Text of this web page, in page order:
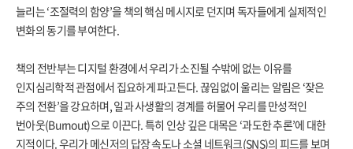
늘리는 ‘조절력의 함양’을 책의 핵심 메시지로 던지며 독자들에게 실제적인
변화의 동기를 부여한다.
책의 전반부는 디지털 환경에서 우리가 소진될 수밖에 없는 이유를
인지심리학적 관점에서 집요하게 파고든다. 끊임없이 울리는 알림은 ‘잦은
주의 전환’을 강요하며, 일과 사생활의 경계를 허물어 우리를 만성적인
번아웃(Burnout)으로 이끈다. 특히 인상 깊은 대목은 ‘과도한 추론’에 대한
지적이다. 우리가 메신저의 답장 속도나 소셜 네트워크(SNS)의 피드를 보며